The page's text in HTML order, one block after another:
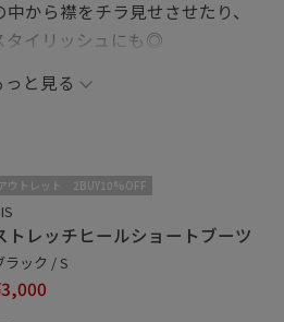
から襟をチラ見せさせたり、
タイリッシュにも◎
りにくいです☺︎
せてますので、ぜひご覧くだ
ひフォローしてください♡
、店舗スタッフが診断できます
ご相談ください。
っと見る
ウトレット 2BUY10%OFF
トレッチヒールショートブーツ
ラック / S